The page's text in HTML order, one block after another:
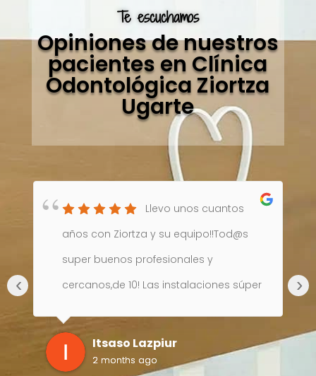
Te escuchamos
Opiniones de nuestros
pacientes en Clínica
Odontológica Ziortza
Ugarte
Llevo unos cuantos
años con Ziortza y su equipo!!Tod@s
super buenos profesionales y
cercanos,de 10! Las instalaciones súper
contenta!Itsaso Lazpiur
2 months ago
‹ ›